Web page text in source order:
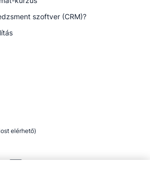
szoftver (CRM)?
elérhető)